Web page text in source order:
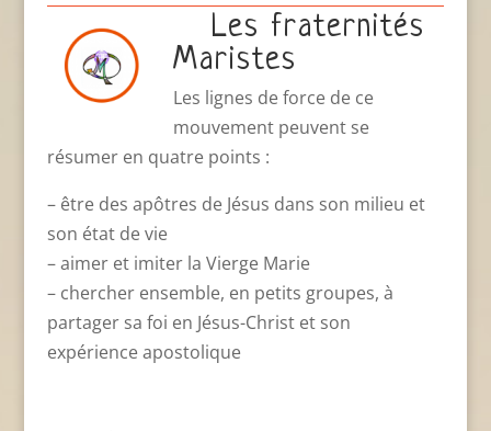
Les fraternités
Maristes
Les lignes de force de ce
mouvement peuvent se
résumer en quatre points :
– être des apôtres de Jésus dans son milieu et
son état de vie
– aimer et imiter la Vierge Marie
– chercher ensemble, en petits groupes, à
partager sa foi en Jésus-Christ et son
expérience apostolique